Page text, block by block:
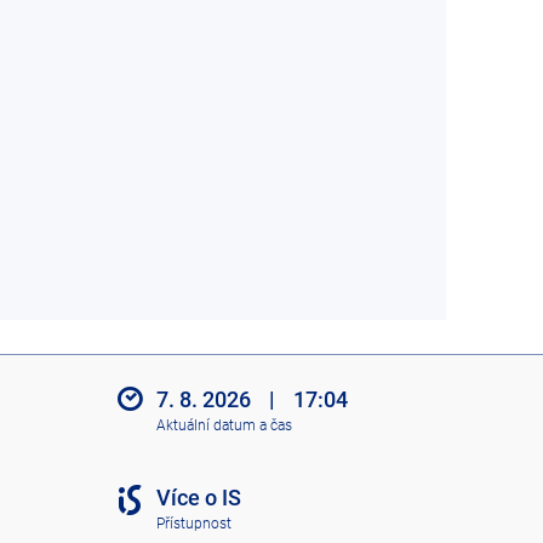
7. 8. 2026 | 17:04
Aktuální datum a čas
Více o IS
Přístupnost